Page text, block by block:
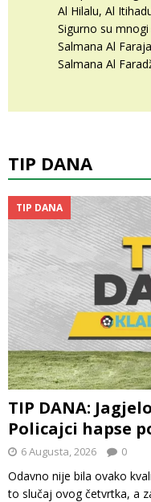
Al Hilalu, Al
Sigurno su mnogi
Salmana Al
Salmana Al
TIP DANA
TIP DANA
TIP DANA:
Policajci hapse
6 Augusta, 2026 0
Odavno nije bila ovako
to slučaj ovog četvrtka, a